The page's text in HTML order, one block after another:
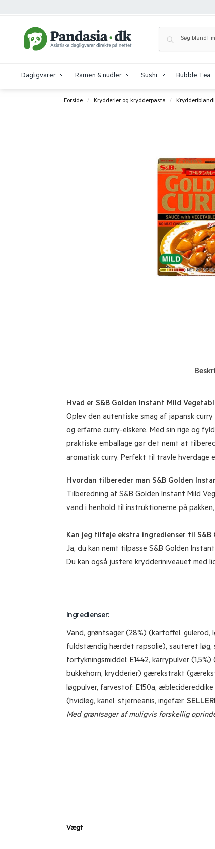
Dagligvarer Ramen & nudler Sushi Bubble Tea
Forside / Krydderier og krydderpasta /
Hvad er S&B Golden Instant Mild
Oplev den autentiske smag af japansk
og erfarne curry-elskere. Med sin rige og
praktiske emballage gør det nemt at
aromatisk curry. Perfekt til travle hverdage
Hvordan tilbereder man S&B Golden
Tilberedning af S&B Golden Instant Mild
vand i henhold til instruktionerne på
Kan jeg tilføje ekstra ingredienser til
Ja, du kan nemt tilpasse S&B Golden
Du kan også justere krydderiniveauet med
Ingredienser:
Vand, grøntsager (28%) (kartoffel, gulerod,
fuldstændig hærdet rapsolie), sauteret løg,
fortykningsmiddel: E1442, karrypulver
bukkehorn, krydderier) gærekstrakt
løgpulver, farvestof: E150a,
(hvidløg, kanel, stjerneanis, ingefær,
Med grøntsager af muligvis forskellig
Vægt